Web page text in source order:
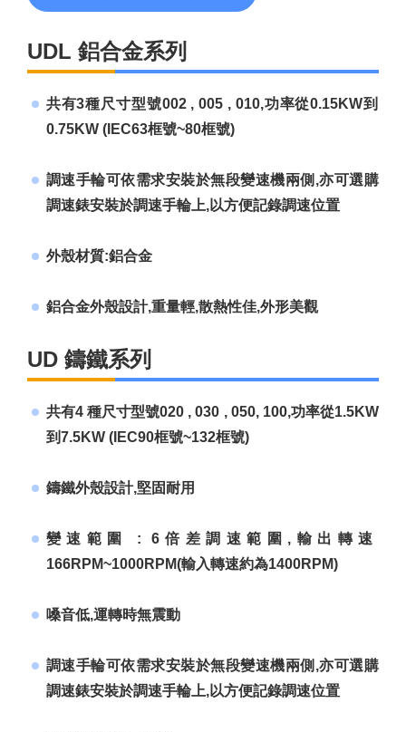
UDL 鋁合金系列
共有3種尺寸型號002 , 005 , 010,功率從0.15KW到
0.75KW (IEC63框號~80框號)
調速手輪可依需求安裝於無段變速機兩側,亦可選購
調速錶安裝於調速手輪上,以方便記錄調速位置
外殼材質:鋁合金
鋁合金外殼設計,重量輕,散熱性佳,外形美觀
UD 鑄鐵系列
共有4 種尺寸型號020 , 030 , 050, 100,功率從1.5KW
到7.5KW (IEC90框號~132框號)
鑄鐵外殼設計,堅固耐用
變速範圍 : 6倍差調速範圍,輸出轉速
166RPM~1000RPM(輸入轉速約為1400RPM)
嗓音低,運轉時無震動
調速手輪可依需求安裝於無段變速機兩側,亦可選購
調速錶安裝於調速手輪上,以方便記錄調速位置